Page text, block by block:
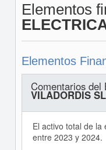
Elementos
Elementos
Comentarios del
VILADORDIS
El activo total de
entre 2023 y 2024.